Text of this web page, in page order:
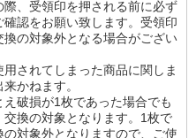
、受領印を押される前に必ず
認をお願い致します。受領印
の対象外となる場合がござい
されてしまった商品に関しま
かねます。
破損が1枚であった場合でも
換の対象となります。1枚で
対象外となりますので、ご使